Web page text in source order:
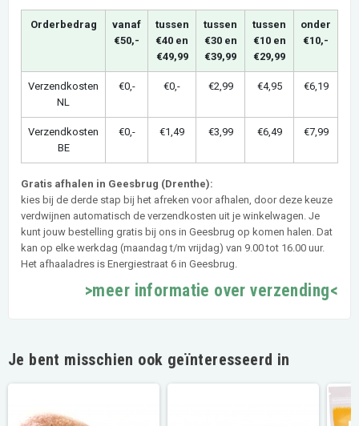
Orderbedrag
vanaf
€50,-
tussen
€40 en
€49,99
tussen
€30 en
€39,99
tussen
€10 en
€29,99
onder
€10,-
Verzendkosten
NL
€0,- €0,- €2,99 €4,95 €6,19
Verzendkosten
BE
€0,- €1,49 €3,99 €6,49 €7,99
Gratis afhalen in Geesbrug (Drenthe):
kies bij de derde stap bij het afreken voor afhalen, door deze keuze
verdwijnen automatisch de verzendkosten uit je winkelwagen. Je
kunt jouw bestelling gratis bij ons in Geesbrug op komen halen. Dat
kan op elke werkdag (maandag t/m vrijdag) van 9.00 tot 16.00 uur.
Het afhaaladres is Energiestraat 6 in Geesbrug.
>meer informatie over verzending<
Je bent misschien ook geïnteresseerd in